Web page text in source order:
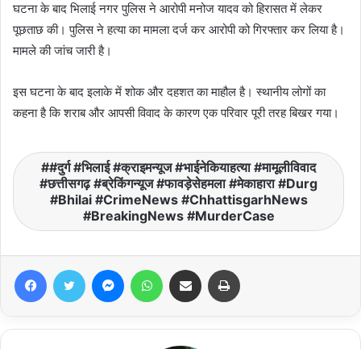
घटना के बाद भिलाई नगर पुलिस ने आरोपी मनोज यादव को हिरासत में लेकर
पूछताछ की। पुलिस ने हत्या का मामला दर्ज कर आरोपी को गिरफ्तार कर लिया है।
मामले की जांच जारी है।
इस घटना के बाद इलाके में शोक और दहशत का माहौल है। स्थानीय लोगों का
कहना है कि शराब और आपसी विवाद के कारण एक परिवार पूरी तरह बिखर गया।
#दुर्ग #भिलाई #क्राइमन्यूज #भाईनेकियाहत्या #मामूलीविवाद
#छत्तीसगढ़ #ब्रेकिंगन्यूज #फावड़ेसेहमला #मेकाहारा #Durg
#Bhilai #CrimeNews #ChhattisgarhNews
#BreakingNews #MurderCase
FacebookTwitter MessengerWhatsAppShare via Email